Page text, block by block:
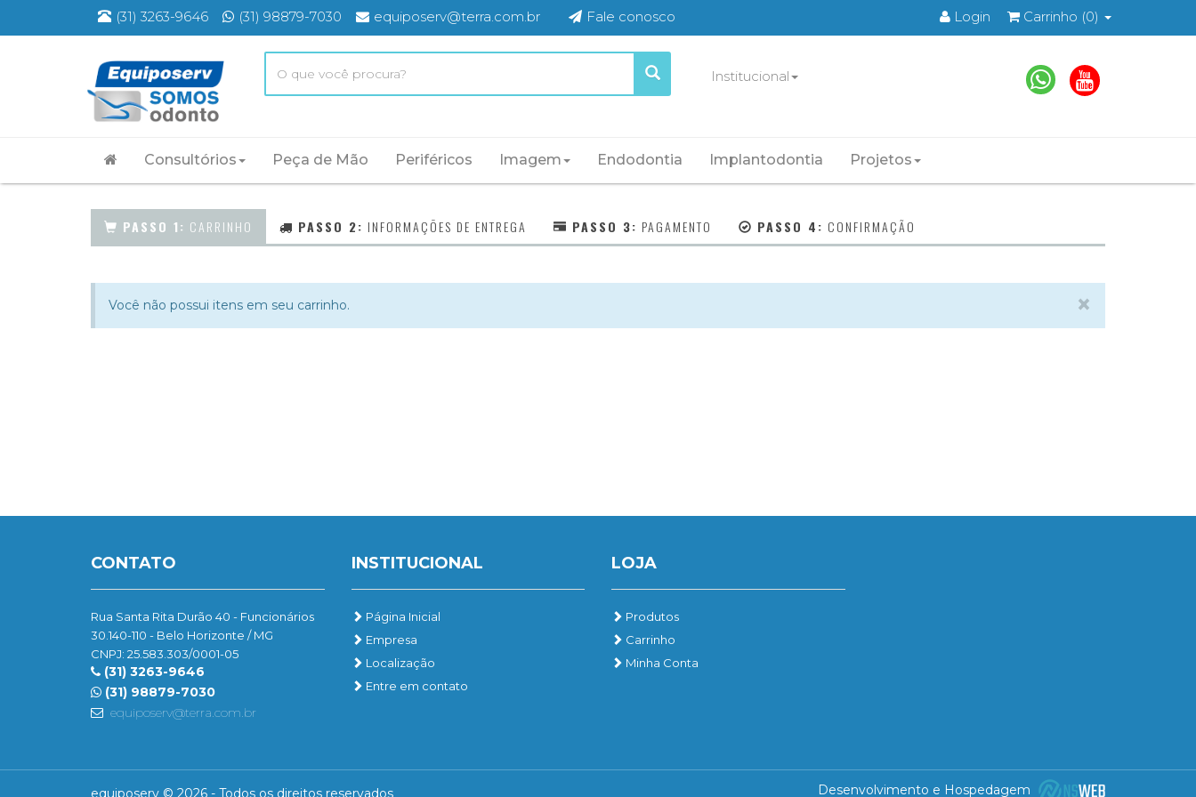
(31) 3263-9646 (31) 98879-7030 equiposerv@terra.com.br Fale conosco Login Carrinho (0)
Institucional
Consultórios Peça de Mão Periféricos Imagem Endodontia Implantodontia Projetos
PASSO 1: CARRINHO PASSO 2: INFORMAÇÕES DE ENTREGA PASSO 3: PAGAMENTO PASSO 4: CONFIRMAÇÃO
×
Você não possui itens em seu carrinho.
CONTATO
Rua Santa Rita Durão 40 - Funcionários
30.140-110 - Belo Horizonte / MG
CNPJ: 25.583.303/0001-05
(31) 3263-9646
(31) 98879-7030
equiposerv@terra.com.br
INSTITUCIONAL
Página Inicial
Empresa
Localização
Entre em contato
LOJA
Produtos
Carrinho
Minha Conta
equiposerv © 2026 - Todos os direitos reservados Desenvolvimento e Hospedagem